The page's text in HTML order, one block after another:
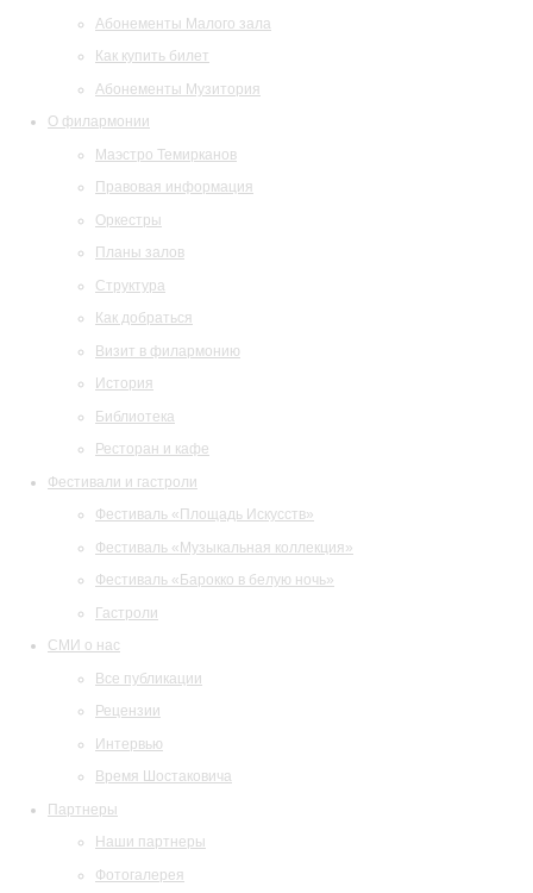
Абонементы Малого зала
Как купить билет
Абонементы Музитория
О филармонии
Маэстро Темирканов
Правовая информация
Оркестры
Планы залов
Структура
Как добраться
Визит в филармонию
История
Библиотека
Ресторан и кафе
Фестивали и гастроли
Фестиваль «Площадь Искусств»
Фестиваль «Музыкальная коллекция»
Фестиваль «Барокко в белую ночь»
Гастроли
СМИ о нас
Все публикации
Рецензии
Интервью
Время Шостаковича
Партнеры
Наши партнеры
Фотогалерея